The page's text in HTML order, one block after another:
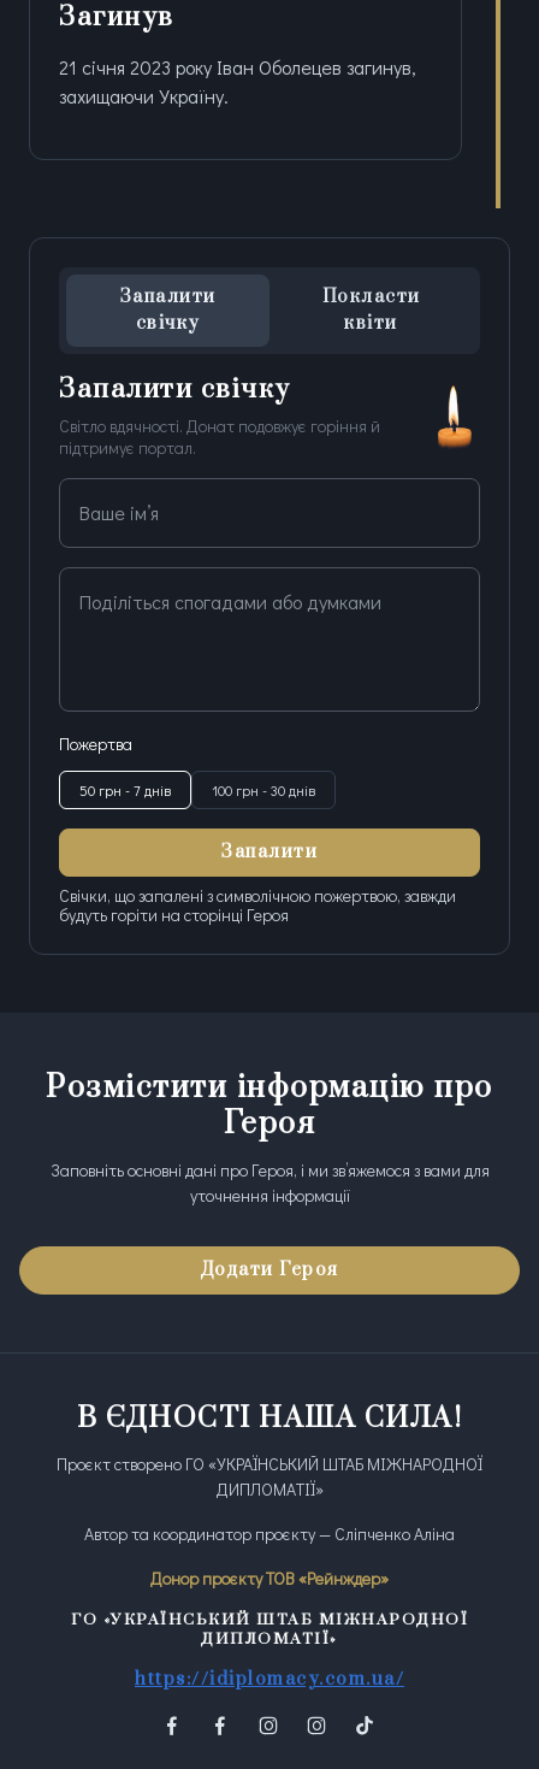
Загинув
21 січня 2023 року Іван Оболецев загинув,
захищаючи Україну.
Запалити
свічку
Покласти
квіти
Запалити свічку
Світло вдячності. Донат подовжує горіння й
підтримує портал.
Ваше ім’я
Поділіться спогадами або думками
Пожертва
50 грн - 7 днів 100 грн - 30 днів
Запалити
Свічки, що запалені з символічною пожертвою, завжди
будуть горіти на сторінці Героя
Розмістити інформацію про
Героя
Заповніть основні дані про Героя, і ми зв’яжемося з вами для
уточнення інформації
Додати Героя
В ЄДНОСТІ НАША СИЛА!
Проєкт створено ГО «УКРАЇНСЬКИЙ ШТАБ МІЖНАРОДНОЇ
ДИПЛОМАТІЇ»
Автор та координатор проєкту — Сліпченко Аліна
Донор проєкту ТОВ «Рейнждер»
ГО «УКРАЇНСЬКИЙ ШТАБ МІЖНАРОДНОЇ
ДИПЛОМАТІЇ»
https://idiplomacy.com.ua/